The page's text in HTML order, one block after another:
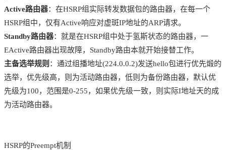
Active路由器：在HSRP组实际转发数据包的路由器，在每一个
HSRP组中，仅有Active响应对虚斑IP地址的ARP请求。
Standby路由器：就是在HSRP组中处于氢斯状态的路由器，一
EActive路由器出现故障，Standby路由本就开始接替工作。
主备选举规则 ：通过组播地址(224.0.0.2)发送hello包进行优先煅的
选举，优先级高，则为活动路由器，低则为备份路由器，默认优
先级为100，范围是0-255，如果优先级一致，则实际I地址天的成
为活动路由器。
HSRP的Preempt机制